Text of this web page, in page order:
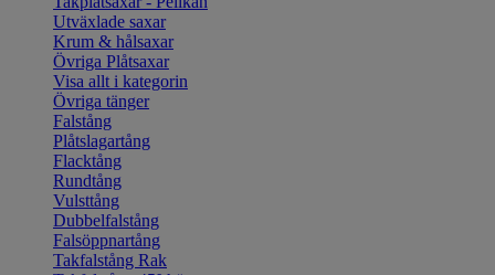
Utväxlade saxar
Krum & hålsaxar
Övriga Plåtsaxar
Visa allt i kategorin
Övriga tänger
Falstång
Plåtslagartång
Flacktång
Rundtång
Vulsttång
Dubbelfalstång
Falsöppnartång
Takfalstång Rak